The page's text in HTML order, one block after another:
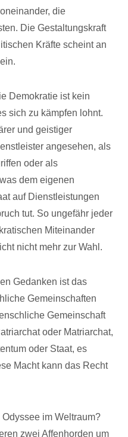
die
Die Gestaltungskraft
Kräfte scheint an
Demokratie ist kein
sich zu kämpfen lohnt.
und geistiger
angesehen, als
oder als
dem eigenen
auf Dienstleistungen
tut. So ungefähr jeder
Miteinander
nicht mehr zur Wahl.
Gedanken ist das
Gemeinschaften
Gemeinschaft
oder Matriarchat,
oder Staat, es
Macht kann das Recht
im Weltraum?
zwei Affenhorden um